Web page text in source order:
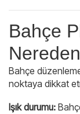
Bahçe
Bahçe
noktaya dikkat
Işık durumu: